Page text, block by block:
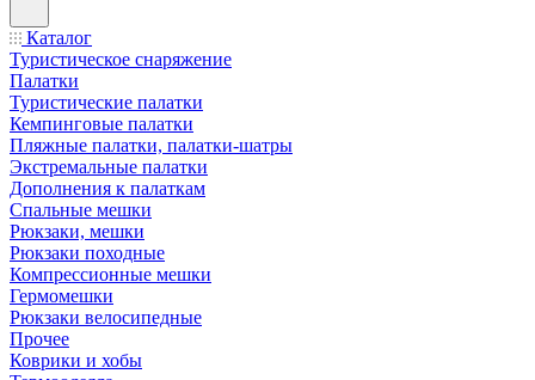
Каталог
Туристическое снаряжение
Палатки
Туристические палатки
Кемпинговые палатки
Пляжные палатки, палатки-шатры
Экстремальные палатки
Дополнения к палаткам
Спальные мешки
Рюкзаки, мешки
Рюкзаки походные
Компрессионные мешки
Гермомешки
Рюкзаки велосипедные
Прочее
Коврики и хобы